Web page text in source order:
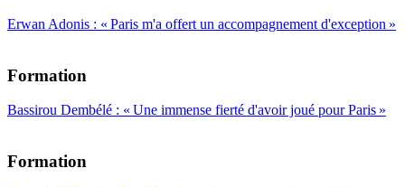
Erwan Adonis : « Paris m'a offert un accompagnement d'exception »
Formation
Bassirou Dembélé : « Une immense fierté d'avoir joué pour Paris »
Formation